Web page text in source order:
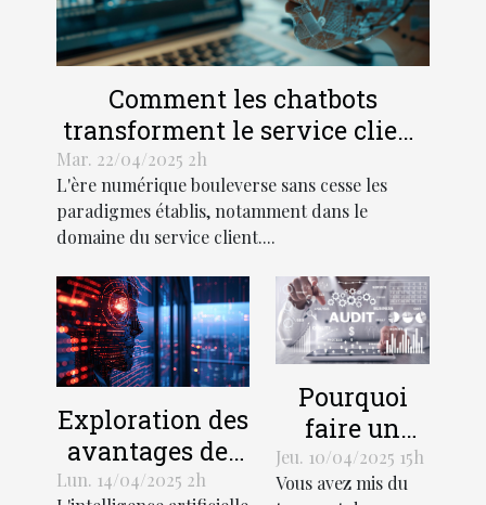
Comment les chatbots
transforment le service client
dans le secteur numérique
Mar. 22/04/2025 2h
L'ère numérique bouleverse sans cesse les
paradigmes établis, notamment dans le
domaine du service client....
Exploration des
avantages des
chatbots basés
Lun. 14/04/2025 2h
Pourquoi
faire un
audit de site
web ?
Jeu. 10/04/2025 15h
Vous avez mis du